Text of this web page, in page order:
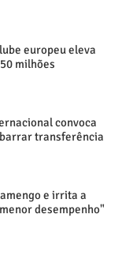
europeu eleva
milhões
convoca
transferência
e irrita a
desempenho"